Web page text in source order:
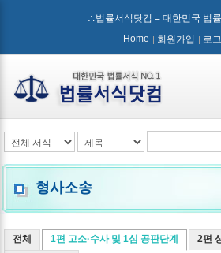
∴법률서식닷컴 = 대한민국 법
Home
회원가입 로
형사소송
전체 1편 고소·수사 및 1심 공판단계 2편